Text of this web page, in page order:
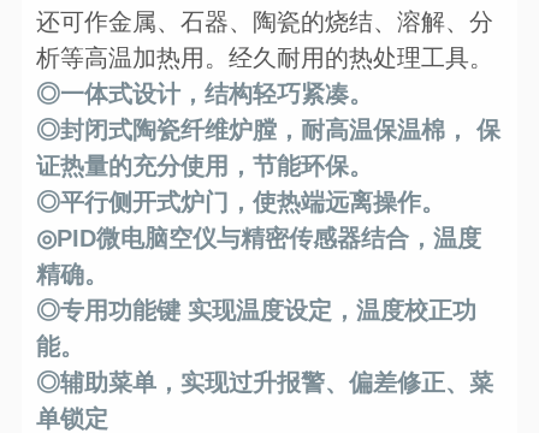
还可作金属、石器、陶瓷的烧结、溶解、分
析等高温加热用。经久耐用的热处理工具。
◎一体式设计，结构轻巧紧凑。
◎封闭式陶瓷纤维炉膛，耐高温保温棉， 保
证热量的充分使用，节能环保。
◎平行侧开式炉门，使热端远离操作。
◎PID微电脑空仪与精密传感器结合，温度
精确。
◎专用功能键 实现温度设定，温度校正功
能。
◎辅助菜单，实现过升报警、偏差修正、菜
单锁定